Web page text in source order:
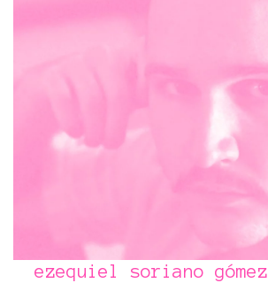
ezequiel soriano gómez